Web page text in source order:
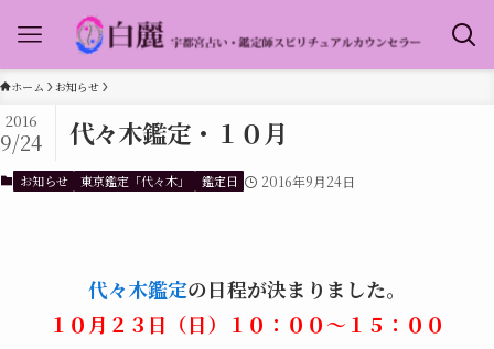
ホーム お知らせ
代々木鑑定・１０月
2016
9/24
お知らせ 東京鑑定「代々木」 鑑定日 2016年9月24日
代々木鑑定の日程が決まりました。
１０月２３日（日）
１０：００～１５：００